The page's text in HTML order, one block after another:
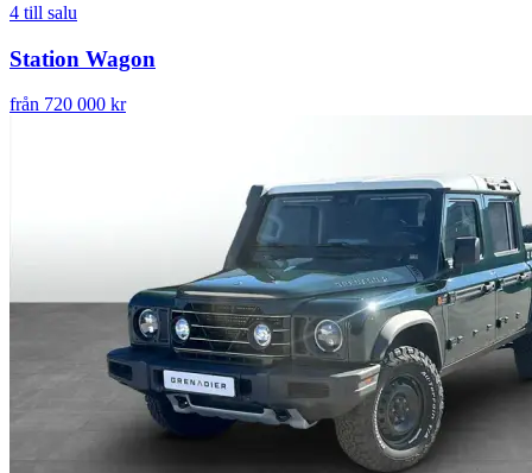
4 till salu
Station Wagon
från 720 000 kr